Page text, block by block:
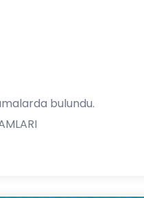
bulundu.